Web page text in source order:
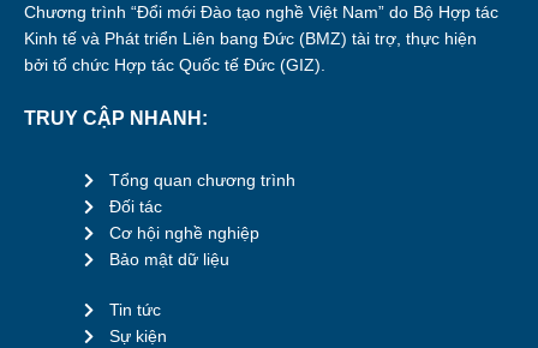
Chương trình “Đổi mới Đào tạo nghề Việt Nam” do Bộ Hợp tác
Kinh tế và Phát triển Liên bang Đức (BMZ) tài trợ, thực hiện
bởi tổ chức Hợp tác Quốc tế Đức (GIZ).
TRUY CẬP NHANH:
Tổng quan chương trình
Đối tác
Cơ hội nghề nghiệp
Bảo mật dữ liệu
Tin tức
Sự kiện